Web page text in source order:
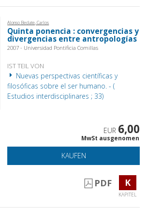
Alonso Bedate, Carlos
Quinta ponencia : convergencias y
divergencias entre antropologías
2007 - Universidad Pontificia Comillas
IST TEIL VON
Nuevas perspectivas científicas y
filosóficas sobre el ser humano. - (
Estudios interdisciplinares ; 33)
EUR 6,00
MwSt ausgenomen
KAUFEN
PDF K
KAPITEL